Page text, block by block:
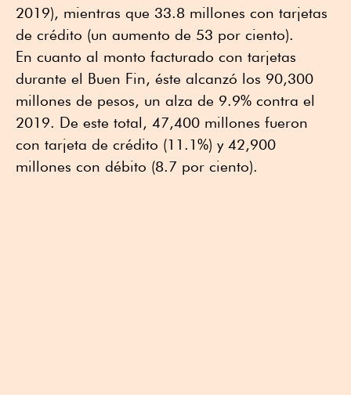
2019), mientras que 33.8 millones con tarjetas
de crédito (un aumento de 53 por ciento).
En cuanto al monto facturado con tarjetas
durante el Buen Fin, éste alcanzó los 90,300
millones de pesos, un alza de 9.9% contra el
2019. De este total, 47,400 millones fueron
con tarjeta de crédito (11.1%) y 42,900
millones con débito (8.7 por ciento).